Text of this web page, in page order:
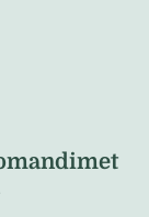
e kthimeve